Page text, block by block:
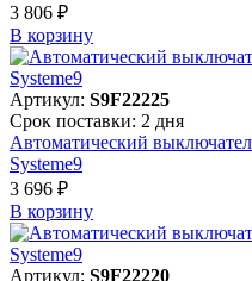
3 806 ₽
В корзинy
Артикул: S9F22225
Срок поставки: 2 дня
Автоматический
Systeme9
3 696 ₽
В корзинy
Артикул: S9F22220